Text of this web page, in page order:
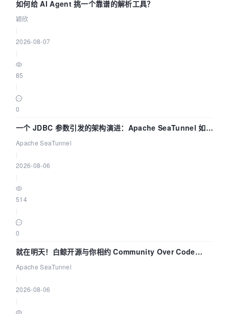
如何给 AI Agent 挑一个靠谱的解析工具？
颖欣
2026-08-07
85
0
一个 JDBC 参数引发的架构演进：Apache SeaTunnel 如何
解决数据同步中的“定时 Flush”难题
Apache SeaTunnel
2026-08-06
514
0
就在明天！白鲸开源与你相约 Community Over Code
Asia 2026 主题演讲！
Apache SeaTunnel
2026-08-06